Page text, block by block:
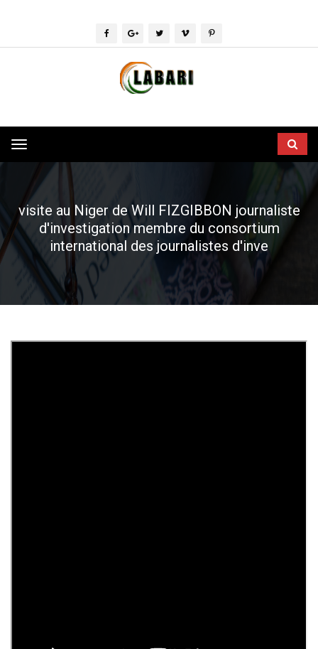
Toggle
navigation
visite au Niger de Will FIZGIBBON journaliste
d'investigation membre du consortium
international des journalistes d'inve